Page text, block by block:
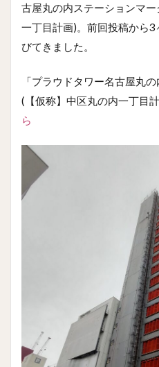
古屋丸の内ステーションマ
一丁目計画)。前回投稿から
びてきました。
「プラウドタワー名古屋丸
(【仮称】中区丸の内一丁目
ら